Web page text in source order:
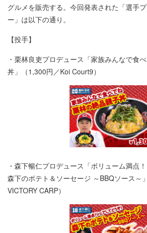
グルメを販売する。今回発表された「選手
ー」は以下の通り。
【投手】
・栗林良吏プロデュース「家族みんなで食
丼」（1,300円／Koi Court9）
・森下暢仁プロデュース「ボリューム満点
森下のポテト＆ソーセージ ～BBQソース～
VICTORY CARP）